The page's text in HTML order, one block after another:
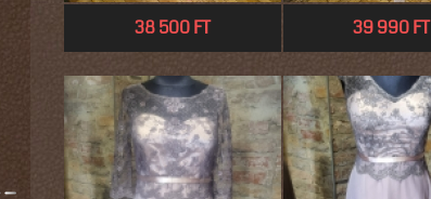
38 500 FT 39 990 FT